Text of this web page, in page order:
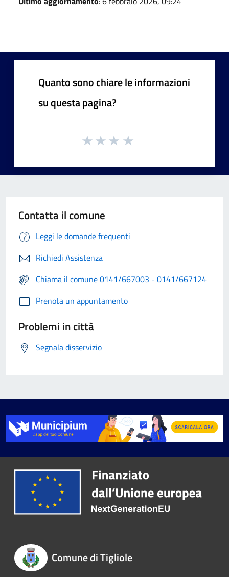
Quanto sono chiare le informazioni
su questa pagina?
Contatta il comune
Leggi le domande frequenti
Richiedi Assistenza
Chiama il comune 0141/667003 - 0141/667124
Prenota un appuntamento
Problemi in città
Segnala disservizio
Comune di Tigliole